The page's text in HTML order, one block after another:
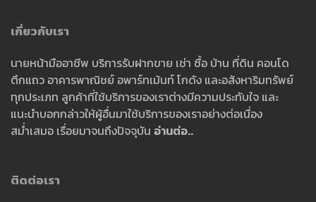
เกี่ยวกับเรา
นายหน้ามืออาชีพ บริการรับฝากขาย เช่า ซื้อ บ้าน ที่ดิน คอนโด
ตึกแถว อาคารพาณิชย์ อพาร์ทเม้นท์ โกดัง และอสังหาริมทรัพย์
ทุกประเภท ลูกค้าที่ใช้บริการของเราต่างมีความประทับใจ และ
แนะนำบอกกล่าวให้ผู้อื่นมาใช้บริการของเราอย่างต่อเนื่อง
สม่ำเสมอ เรื่อยมาจนถึงปัจจุบัน อ่านต่อ..
ติดต่อเรา